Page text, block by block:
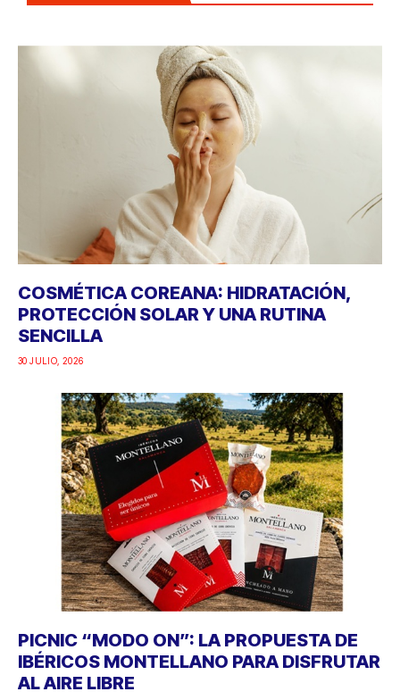
COSMÉTICA COREANA: HIDRATACIÓN,
PROTECCIÓN SOLAR Y UNA RUTINA
SENCILLA
30 JULIO, 2026
PICNIC “MODO ON”: LA PROPUESTA DE
IBÉRICOS MONTELLANO PARA DISFRUTAR
AL AIRE LIBRE